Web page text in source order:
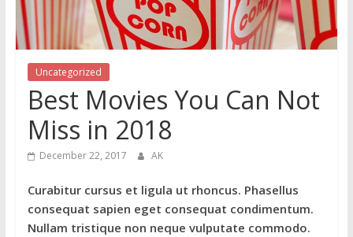
Uncategorized
Best Movies You Can Not
Miss in 2018
December 22, 2017 AK
Curabitur cursus et ligula ut rhoncus. Phasellus
consequat sapien eget consequat condimentum.
Nullam tristique non neque vulputate commodo.